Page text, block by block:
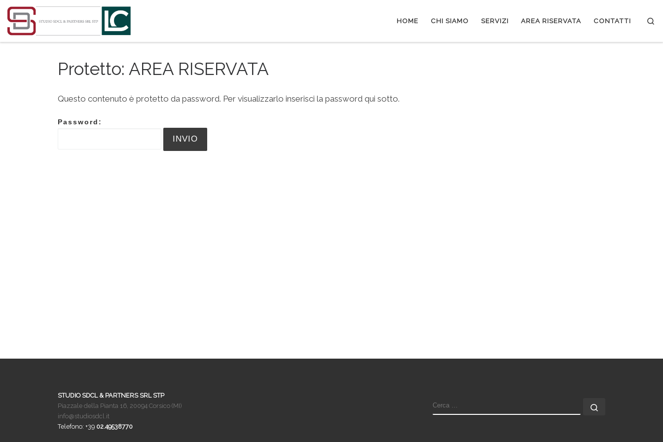
Passa al contenuto
HOME
CHI SIAMO SERVIZI AREA RISERVATA CONTATTI
Protetto: AREA RISERVATA
Questo contenuto è protetto da password. Per visualizzarlo inserisci la password qui sotto.
Password:
STUDIO SDCL & PARTNERS SRL STP
Piazzale della Pianta 16, 20094 Corsico (MI)
info@studiosdcl.it
Telefono: +39 02.49538770